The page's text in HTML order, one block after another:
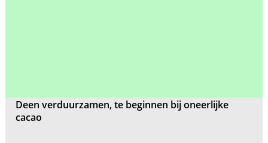
Deen verduurzamen, te beginnen bij oneerlijke
cacao